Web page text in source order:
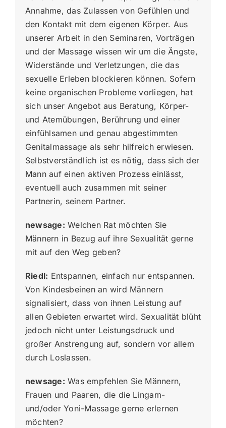
Annahme, das Zulassen von Gefühlen und
den Kontakt mit dem eigenen Körper. Aus
unserer Arbeit in den Seminaren, Vorträgen
und der Massage wissen wir um die Ängste,
Widerstände und Verletzungen, die das
sexuelle Erleben blockieren können. Sofern
keine organischen Probleme vorliegen, hat
sich unser Angebot aus Beratung, Körper-
und Atemübungen, Berührung und einer
einfühlsamen und genau abgestimmten
Genitalmassage als sehr hilfreich erwiesen.
Selbstverständlich ist es nötig, dass sich der
Mann auf einen aktiven Prozess einlässt,
eventuell auch zusammen mit seiner
Partnerin, seinem Partner.
newsage: Welchen Rat möchten Sie
Männern in Bezug auf ihre Sexualität gerne
mit auf den Weg geben?
Riedl: Entspannen, einfach nur entspannen.
Von Kindesbeinen an wird Männern
signalisiert, dass von ihnen Leistung auf
allen Gebieten erwartet wird. Sexualität blüht
jedoch nicht unter Leistungsdruck und
großer Anstrengung auf, sondern vor allem
durch Loslassen.
newsage: Was empfehlen Sie Männern,
Frauen und Paaren, die die Lingam-
und/oder Yoni-Massage gerne erlernen
möchten?